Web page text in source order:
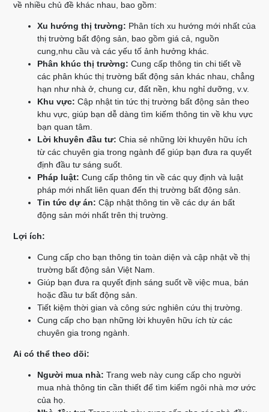
về nhiều chủ đề khác nhau, bao gồm:
Xu hướng thị trường: Phân tích xu hướng mới nhất của
thị trường bất động sản, bao gồm giá cả, nguồn
cung,nhu cầu và các yếu tố ảnh hưởng khác.
Phân khúc thị trường: Cung cấp thông tin chi tiết về
các phân khúc thị trường bất động sản khác nhau, chẳng
hạn như nhà ở, chung cư, đất nền, khu nghỉ dưỡng, v.v.
Khu vực: Cập nhật tin tức thị trường bất động sản theo
khu vực, giúp bạn dễ dàng tìm kiếm thông tin về khu vực
bạn quan tâm.
Lời khuyên đầu tư: Chia sẻ những lời khuyên hữu ích
từ các chuyên gia trong ngành để giúp bạn đưa ra quyết
định đầu tư sáng suốt.
Pháp luật: Cung cấp thông tin về các quy định và luật
pháp mới nhất liên quan đến thị trường bất động sản.
Tin tức dự án: Cập nhật thông tin về các dự án bất
động sản mới nhất trên thị trường.
Lợi ích:
Cung cấp cho bạn thông tin toàn diện và cập nhật về thị
trường bất động sản Việt Nam.
Giúp bạn đưa ra quyết định sáng suốt về việc mua, bán
hoặc đầu tư bất động sản.
Tiết kiệm thời gian và công sức nghiên cứu thị trường.
Cung cấp cho bạn những lời khuyên hữu ích từ các
chuyên gia trong ngành.
Ai có thể theo dõi:
Người mua nhà: Trang web này cung cấp cho người
mua nhà thông tin cần thiết để tìm kiếm ngôi nhà mơ ước
của họ.